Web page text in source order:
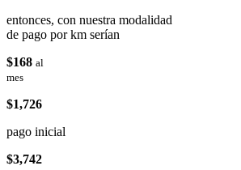
entonces, con nuestra modalidad
de pago por km serían
$168 al
mes
$1,726
pago inicial
$3,742